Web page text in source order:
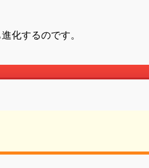
化するのです。